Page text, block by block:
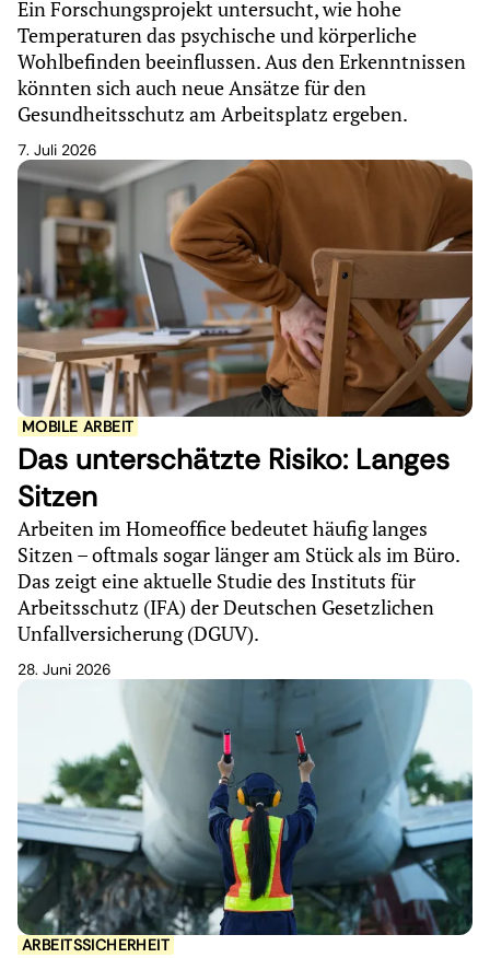
Ein Forschungsprojekt untersucht, wie hohe
Temperaturen das psychische und körperliche
Wohlbefinden beeinflussen. Aus den Erkenntnissen
könnten sich auch neue Ansätze für den
Gesundheitsschutz am Arbeitsplatz ergeben.
7. Juli 2026
MOBILE ARBEIT
Das unterschätzte Risiko: Langes
Sitzen
Arbeiten im Homeoffice bedeutet häufig langes
Sitzen – oftmals sogar länger am Stück als im Büro.
Das zeigt eine aktuelle Studie des Instituts für
Arbeitsschutz (IFA) der Deutschen Gesetzlichen
Unfallversicherung (DGUV).
28. Juni 2026
ARBEITSSICHERHEIT